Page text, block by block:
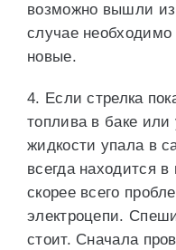
возможно вышли
случае
новые.
4. Если стрелка
топлива в баке
жидкости упала в
всегда находится
скорее всего
электроцепи.
стоит. Сначала